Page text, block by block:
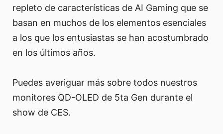
repleto de características de AI Gaming que se
basan en muchos de los elementos esenciales
a los que los entusiastas se han acostumbrado
en los últimos años.
Puedes averiguar más sobre todos nuestros
monitores QD-OLED de 5ta Gen durante el
show de CES.